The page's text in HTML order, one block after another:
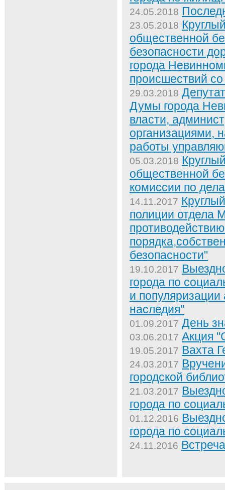
24.05.2018
23.05.2018
общественной
безопасности
города
происшествий
29.03.2018
Думы города
власти,
организациями,
работы
05.03.2018
общественной
комиссии по
14.11.2017
полиции отдела
безопасности"
19.10.2017
города по
и популяризации
наследия"
01.09.2017 День
03.06.2017 Акция
19.05.2017 Вахта
24.03.2017
городской
21.03.2017
города по
01.12.2016
города по
24.11.2016